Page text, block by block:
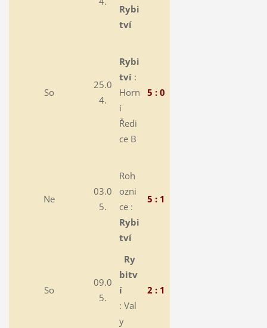
Rybi
tví
So
25.0
4.
Rybi
tví :
Horn
í
Ředi
ce B
5 : 0
Ne
03.0
5.
Roh
ozni
ce :
Rybi
tví
5 : 1
So
09.0
5.
Ry
bitv
í
: Val
y
2 : 1